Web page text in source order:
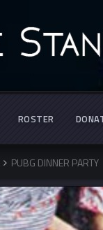
ROSTER
PUBG DINNER PARTY